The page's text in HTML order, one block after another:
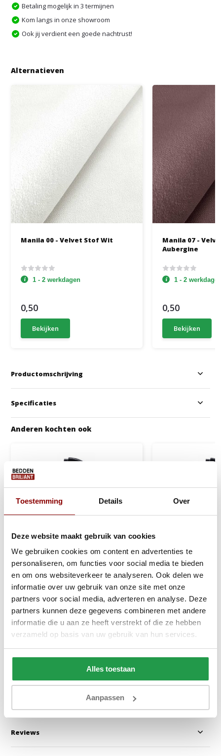
Toestemming Details Over
Deze website maakt gebruik van cookies
We gebruiken cookies om content en advertenties te
personaliseren, om functies voor social media te bieden
en om ons websiteverkeer te analyseren. Ook delen we
informatie over uw gebruik van onze site met onze
partners voor social media, adverteren en analyse. Deze
partners kunnen deze gegevens combineren met andere
informatie die u aan ze heeft verstrekt of die ze hebben
verzameld op basis van uw gebruik van hun services.
Alles toestaan
Aanpassen
Betaling mogelijk in 3 termijnen
Kom langs in onze showroom
Ook jij verdient een goede nachtrust!
Alternatieven
Manila 00 - Velvet Stof Wit
1 - 2 werkdagen
0,50
Bekijken
Manila 07 -
Aubergine
1 - 2
0,50
Bekijken
Productomschrijving
Specificaties
Anderen kochten ook
l'Orangerie Santalum
Homeparfum / Roomspray 250
ml
1 tot 2 werkdagen
Bekijken
l'Orangerie
Homeparfum /
ml
1 tot 2
Bekijken
Reviews